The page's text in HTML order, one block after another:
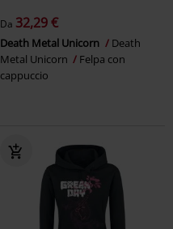
Da 32,29 €
Death Metal Unicorn
Death
Metal Unicorn
Felpa con
cappuccio